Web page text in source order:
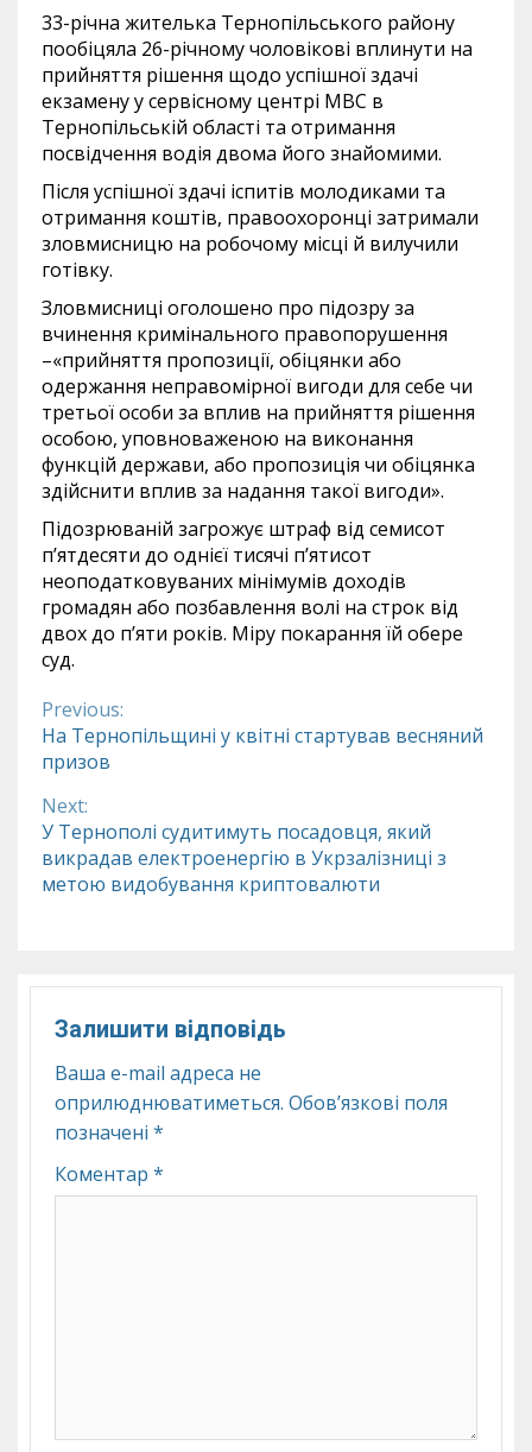
33-річна жителька Тернопільського району
пообіцяла 26-річному чоловікові вплинути на
прийняття рішення щодо успішної здачі
екзамену у сервісному центрі МВС в
Тернопільській області та отримання
посвідчення водія двома його знайомими.
Після успішної здачі іспитів молодиками та
отримання коштів, правоохоронці затримали
зловмисницю на робочому місці й вилучили
готівку.
Зловмисниці оголошено про підозру за
вчинення кримінального правопорушення
–«прийняття пропозиції, обіцянки або
одержання неправомірної вигоди для себе чи
третьої особи за вплив на прийняття рішення
особою, уповноваженою на виконання
функцій держави, або пропозиція чи обіцянка
здійснити вплив за надання такої вигоди».
Підозрюваній загрожує штраф від семисот
п’ятдесяти до однієї тисячі п’ятисот
неоподатковуваних мінімумів доходів
громадян або позбавлення волі на строк від
двох до п’яти років. Міру покарання їй обере
суд.
Continue
Reading
Previous:
На Тернопільщині у квітні стартував весняний
призов
Next:
У Тернополі судитимуть посадовця, який
викрадав електроенергію в Укрзалізниці з
метою видобування криптовалюти
Залишити відповідь
Ваша e-mail адреса не
оприлюднюватиметься. Обов’язкові поля
позначені *
Коментар *